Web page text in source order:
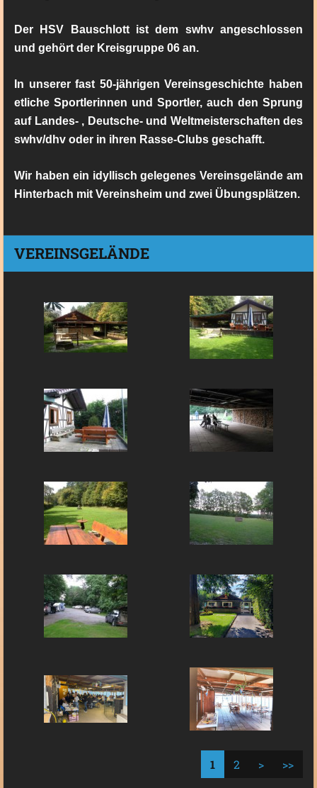
Der HSV Bauschlott ist dem swhv angeschlossen
und gehört der Kreisgruppe 06 an.
In unserer fast 50-jährigen Vereinsgeschichte haben
etliche Sportlerinnen und Sportler, auch den Sprung
auf Landes- , Deutsche- und Weltmeisterschaften des
swhv/dhv oder in ihren Rasse-Clubs geschafft.
Wir haben ein idyllisch gelegenes Vereinsgelände am
Hinterbach mit Vereinsheim und zwei Übungsplätzen.
VEREINSGELÄNDE
1 2 > >>